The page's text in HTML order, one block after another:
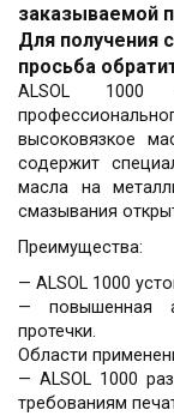
заказываемой
Для получения
просьба
ALSOL 1000
высоковязкое
содержит
масла на
смазывания
Преимущества:
— ALSOL 1000
— повышенная
протечки.
Области
— ALSOL 1000
требованиям